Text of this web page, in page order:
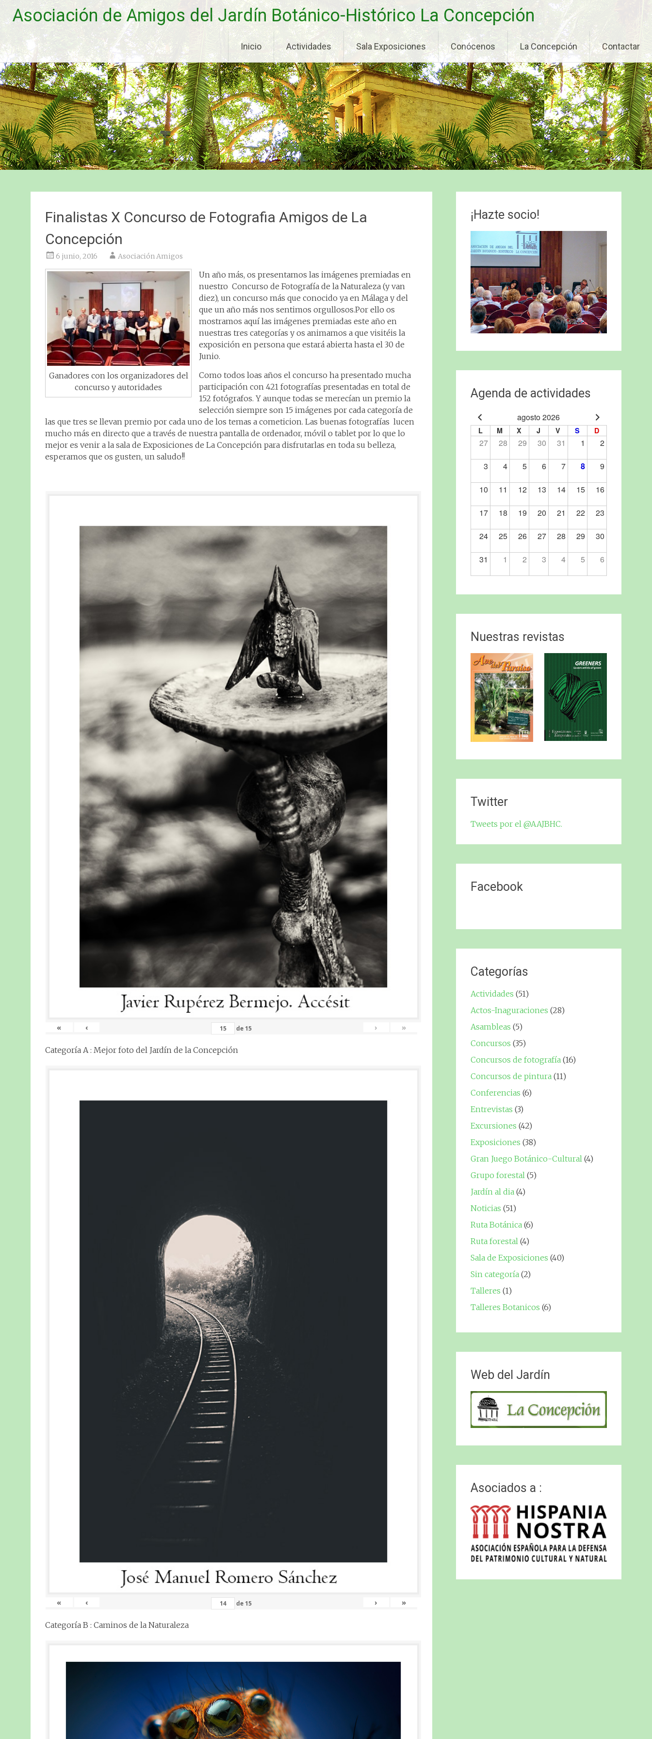
Saltar
contenido
Asociación de Amigos del Jardín Botánico-Histórico La Concepción
Inicio Actividades Sala Exposiciones Conócenos La Concepción Contactar
Finalistas X Concurso de Fotografia Amigos de La
Concepción
6 junio, 2016 Asociación Amigos
Ganadores con los organizadores del
concurso y autoridades
Un año más, os presentamos las imágenes premiadas en
nuestro Concurso de Fotografía de la Naturaleza (y van
diez), un concurso más que conocido ya en Málaga y del
que un año más nos sentimos orgullosos.Por ello os
mostramos aquí las imágenes premiadas este año en
nuestras tres categorías y os animamos a que visitéis la
exposición en persona que estará abierta hasta el 30 de
Junio.
Como todos loas años el concurso ha presentado mucha
participación con 421 fotografías presentadas en total de
152 fotógrafos. Y aunque todas se merecían un premio la
selección siempre son 15 imágenes por cada categoría de
las que tres se llevan premio por cada uno de los temas a cometicion. Las buenas fotografías lucen
mucho más en directo que a través de nuestra pantalla de ordenador, móvil o tablet por lo que lo
mejor es venir a la sala de Exposiciones de La Concepción para disfrutarlas en toda su belleza,
esperamos que os gusten, un saludo!!
« ‹ de 15 › »
Categoría A : Mejor foto del Jardín de la Concepción
« ‹ de 15 › »
Categoría B : Caminos de la Naturaleza
¡Hazte socio!
Agenda de actividades
agosto 2026
L M X J V S D
27 28 29 30 31 1 2
3 4 5 6 7 8 9
10 11 12 13 14 15 16
17 18 19 20 21 22 23
24 25 26 27 28 29 30
31 1 2 3 4 5 6
Nuestras revistas
Twitter
Tweets por el @AAJBHC.
Facebook
Categorías
Actividades (51)
Actos-Inaguraciones (28)
Asambleas (5)
Concursos (35)
Concursos de fotografía (16)
Concursos de pintura (11)
Conferencias (6)
Entrevistas (3)
Excursiones (42)
Exposiciones (38)
Gran Juego Botánico-Cultural (4)
Grupo forestal (5)
Jardín al dia (4)
Noticias (51)
Ruta Botánica (6)
Ruta forestal (4)
Sala de Exposiciones (40)
Sin categoría (2)
Talleres (1)
Talleres Botanicos (6)
Web del Jardín
Asociados a :